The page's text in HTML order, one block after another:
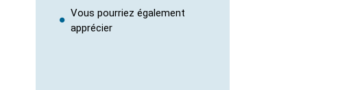
Vous pourriez également
apprécier